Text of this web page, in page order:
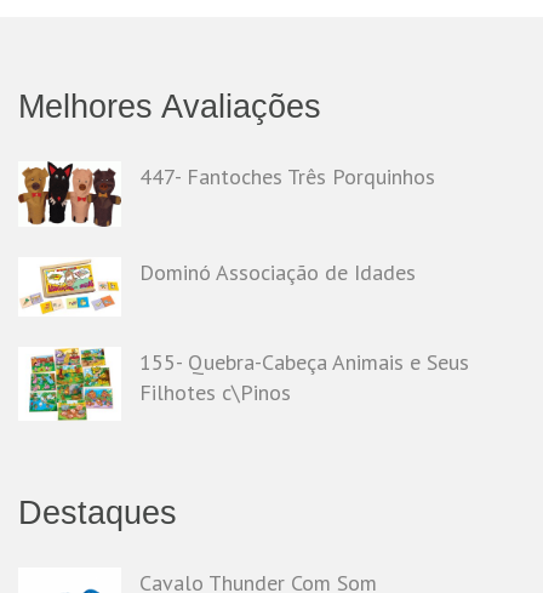
Melhores Avaliações
447- Fantoches Três Porquinhos
Dominó Associação de Idades
155- Quebra-Cabeça Animais e Seus
Filhotes c\Pinos
Destaques
Cavalo Thunder Com Som